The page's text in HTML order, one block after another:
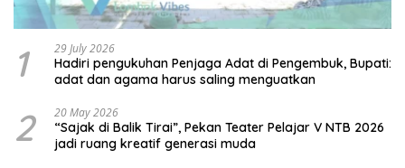
1 29 July 2026
Hadiri pengukuhan Penjaga Adat di Pengembuk, Bupati:
adat dan agama harus saling menguatkan
2 20 May 2026
“Sajak di Balik Tirai”, Pekan Teater Pelajar V NTB 2026
jadi ruang kreatif generasi muda